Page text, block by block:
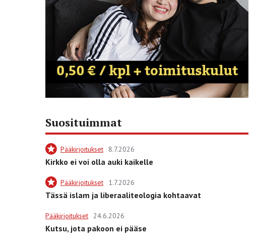
Suosituimmat
Pääkirjoitukset 8.7.2026
Kirkko ei voi olla auki kaikelle
Pääkirjoitukset 1.7.2026
Tässä islam ja liberaaliteologia kohtaavat
Pääkirjoitukset 24.6.2026
Kutsu, jota pakoon ei pääse